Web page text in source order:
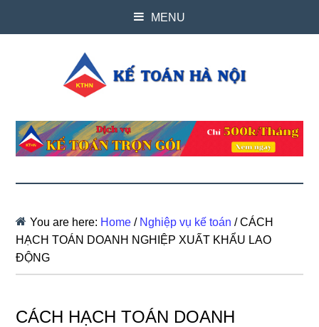
MENU
You are here: Home / Nghiệp vụ kế toán /CÁCH
HẠCH TOÁN DOANH NGHIỆP XUẤT KHẨU LAO
ĐỘNG
CÁCH HẠCH TOÁN DOANH